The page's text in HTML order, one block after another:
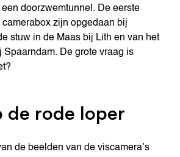
doorzwemtunnel. De eerste
zijn opgedaan bij
stuw in de Maas bij Lith en van het
Spaarndam. De grote vraag is
de rode loper
de beelden van de viscamera’s